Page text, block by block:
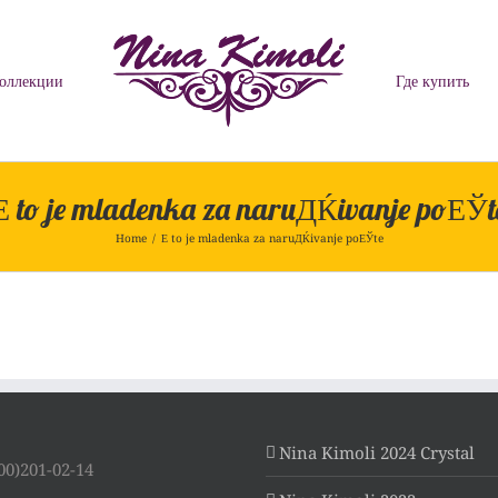
Где купить
to je mladenka za naruДЌivanje
Home / Е to je mladenka za naruДЌivanje poЕЎte
02-14
Nina Kimoli 2024 Crystal